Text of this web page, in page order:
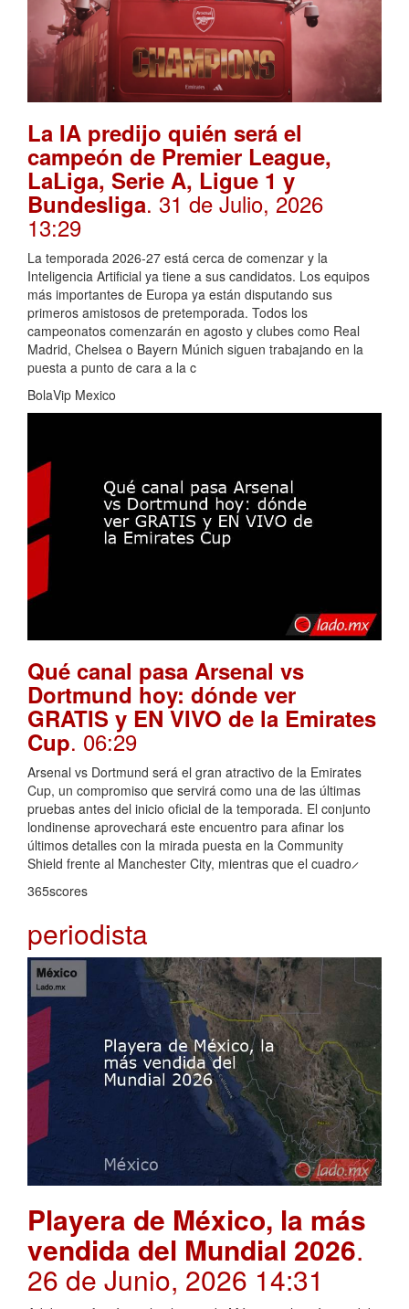
La IA predijo quién será el
campeón de Premier League,
LaLiga, Serie A, Ligue 1 y
Bundesliga. 31 de Julio, 2026
13:29
La temporada 2026-27 está cerca de comenzar y la
Inteligencia Artificial ya tiene a sus candidatos. Los equipos
más importantes de Europa ya están disputando sus
primeros amistosos de pretemporada. Todos los
campeonatos comenzarán en agosto y clubes como Real
Madrid, Chelsea o Bayern Múnich siguen trabajando en la
puesta a punto de cara a la c
BolaVip Mexico
Qué canal pasa Arsenal vs
Dortmund hoy: dónde ver
GRATIS y EN VIVO de la Emirates
Cup. 06:29
Arsenal vs Dortmund será el gran atractivo de la Emirates
Cup, un compromiso que servirá como una de las últimas
pruebas antes del inicio oficial de la temporada. El conjunto
londinense aprovechará este encuentro para afinar los
últimos detalles con la mirada puesta en la Community
Shield frente al Manchester City, mientras que el cuadro ̷
365scores
periodista
Playera de México, la más
vendida del Mundial 2026.
26 de Junio, 2026 14:31